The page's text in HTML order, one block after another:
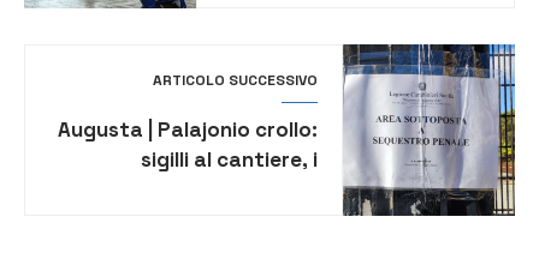
ARTICOLO SUCCESSIVO
Augusta | Palajonio crollo:
sigilli al cantiere, i